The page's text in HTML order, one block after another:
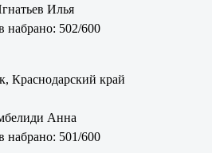
Илья
набрано: 502/600
Краснодарский край
Анна
набрано: 501/600